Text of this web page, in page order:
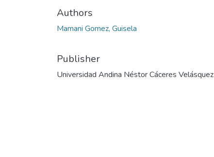
Authors
Mamani Gomez, Guisela
Publisher
Universidad Andina Néstor Cáceres Velásquez